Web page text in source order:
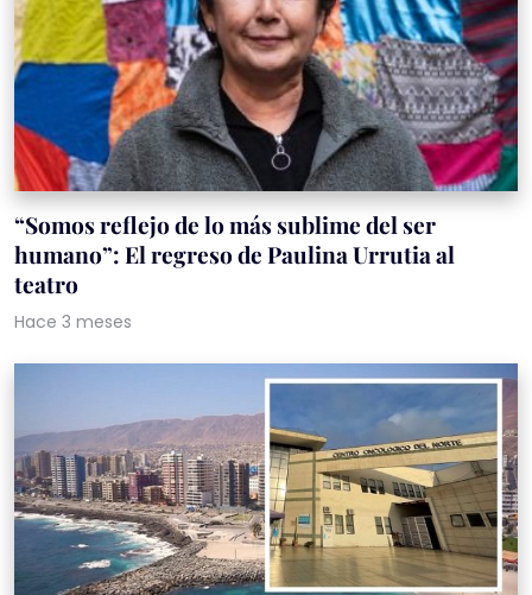
“Somos reflejo de lo más sublime del ser
humano”: El regreso de Paulina Urrutia al
teatro
Hace 3 meses